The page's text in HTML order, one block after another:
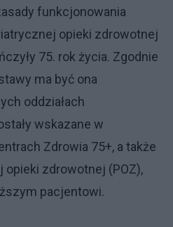
funkcjonowania
opieki zdrowotnej
75. rok życia. Zgodnie
ma być ona
oddziałach
wskazane w
Zdrowia 75+, a także
zdrowotnej (POZ),
pacjentowi.